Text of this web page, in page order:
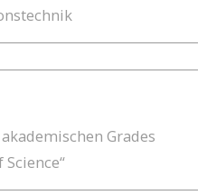
Grades
Science“